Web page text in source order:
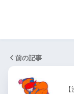
前の記事